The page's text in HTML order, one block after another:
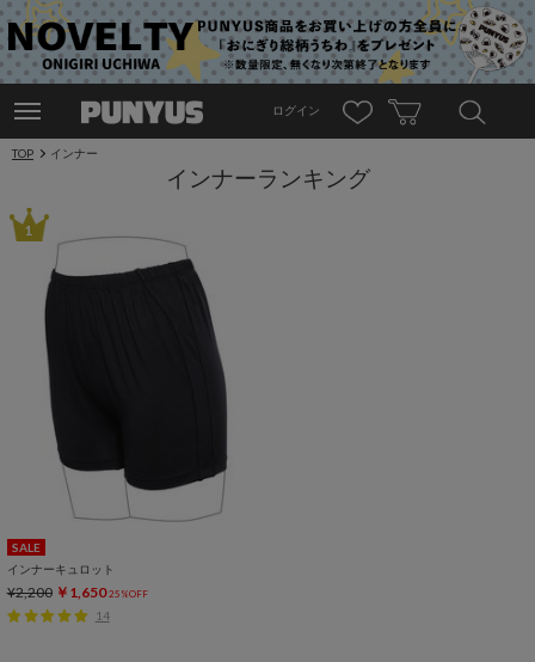
ログイン
TOP インナー
インナーランキング
1
SALE
インナーキュロット
¥2,200 ￥1,650 25%OFF
14